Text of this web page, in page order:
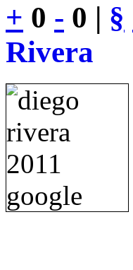
+ 0 - 0 | §
Rivera